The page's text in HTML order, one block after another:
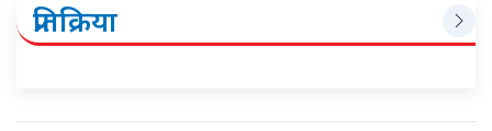
प्रतिक्रिया